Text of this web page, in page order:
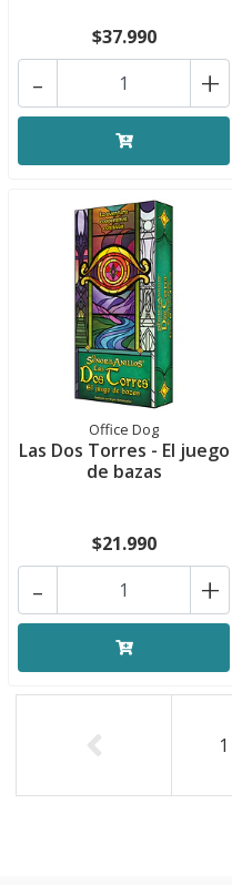
$37.990
+
-
Office Dog
Las Dos Torres - El juego
de bazas
$21.990
+
-
1